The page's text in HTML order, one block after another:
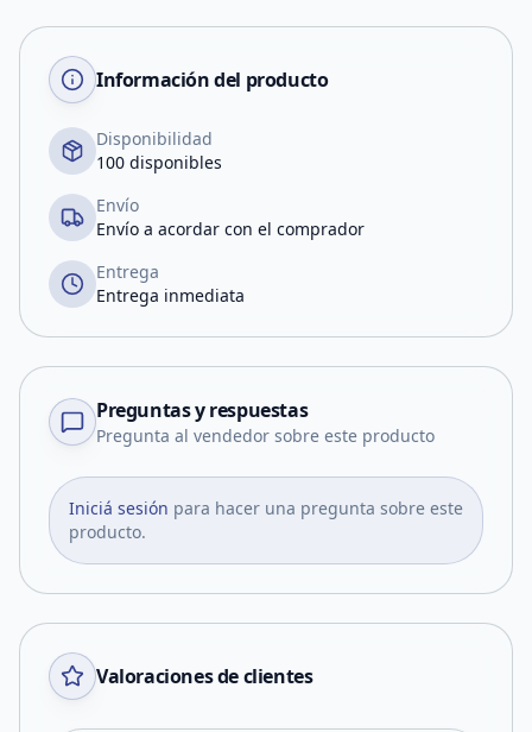
Información del producto
Disponibilidad
100 disponibles
Envío
Envío a acordar con el comprador
Entrega
Entrega inmediata
Preguntas y respuestas
Pregunta al vendedor sobre este producto
Iniciá sesión para hacer una pregunta sobre este
producto.
Valoraciones de clientes